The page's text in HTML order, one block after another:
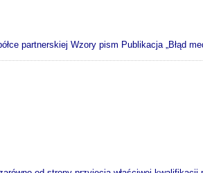
partnerskiej Wzory pism Publikacja „Błąd